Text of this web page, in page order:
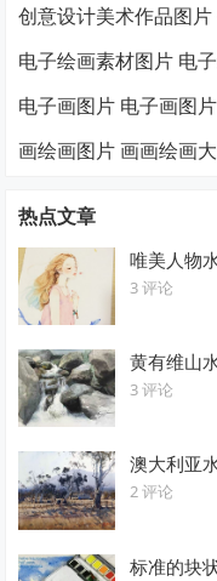
创意设计美术作品图
电子绘画素材图片 电
电子画图片 电子画图
画绘画图片 画画绘画
热点文章
唯美人物
3 评论
黄有维山
3 评论
澳大利亚
2 评论
标准的块